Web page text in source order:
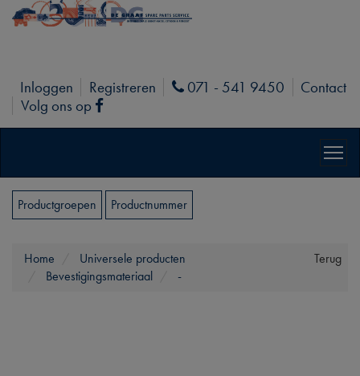
Inloggen Registreren Phone
071 - 541 9450
Contact
Volg ons op
Facebook
Productgroepen Productnummer
Terug
Home
Universele producten
Bevestigingsmateriaal
-